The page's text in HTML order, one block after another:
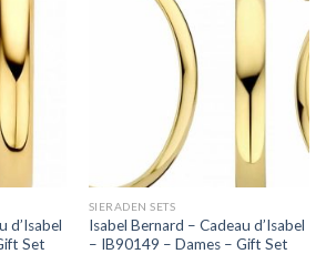
d’Isabel
Set
SIERADEN SETS
Isabel Bernard – Cadeau d’Isabel
– IB90149 – Dames – Gift Set